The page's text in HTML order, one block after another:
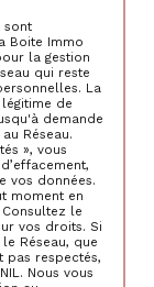
sont
Boite Immo
la gestion
qui reste
La
de
demande
Réseau.
», vous
vos données.
moment en
le
vos droits. Si
Réseau, que
pas respectés,
Nous vous